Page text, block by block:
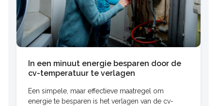
In een minuut energie besparen door de
cv-temperatuur te verlagen
Een simpele, maar effectieve maatregel om
energie te besparen is het verlagen van de cv-